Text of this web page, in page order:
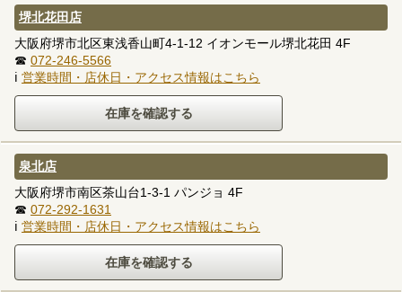
堺北花田店
大阪府堺市北区東浅香山町4-1-12 イオンモール堺北花田 4F
☎ 072-246-5566
ℹ 営業時間・店休日・アクセス情報はこちら
泉北店
大阪府堺市南区茶山台1-3-1 パンジョ 4F
☎ 072-292-1631
ℹ 営業時間・店休日・アクセス情報はこちら